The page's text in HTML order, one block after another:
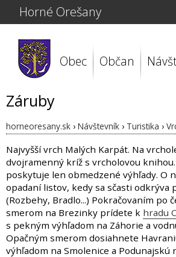
Horné Orešany
Obec Občan
Záruby
horneoresany.sk › Návštevník › Turistika ›
Najvyšší vrch Malých Karpát. Na
dvojramenný kríž s vrcholovou
poskytuje len obmedzené výhľady. O
opadaní listov, kedy sa sčasti odkrýva
(Rozbehy, Bradlo...) Pokračovaním po
smerom na Brezinky prídete k hradu
s pekným výhľadom na Záhorie a
Opačným smerom dosiahnete
výhľadom na Smolenice a Podunajskú